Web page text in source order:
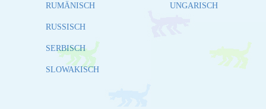
RUMÄNISCH
RUSSISCH
SERBISCH
SLOWAKISCH
UNGARISCH